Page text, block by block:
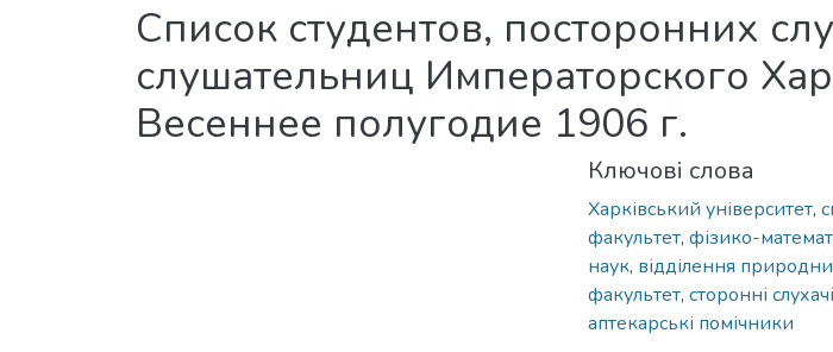
Список студентов, посторонних
слушательниц Императорского
Весеннее полугодие 1906 г.
Ключові слова
Харківський університет,
факультет, фізико-
наук, відділення
факультет, сторонні
аптекарські помічники